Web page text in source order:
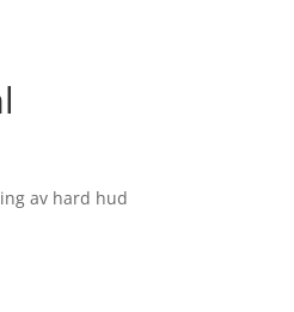
av hard hud